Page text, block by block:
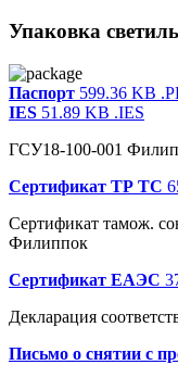
Упаковка
Паспорт 599.36 KB
IES 51.89 KB .IES
ГСУ18-100-001
Сертификат ТР ТС
Сертификат тамож.
Филиппок
Сертификат ЕАЭС
Декларация
Письмо о снятии с